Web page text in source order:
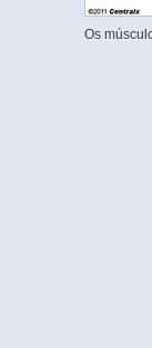
Os